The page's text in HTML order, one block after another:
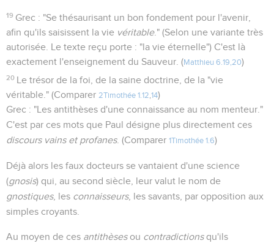
19 Grec : "Se thésaurisant un bon fondement pour l'avenir,
afin qu'ils saisissent la vie véritable." (Selon une variante très
autorisée. Le texte reçu porte : "la vie éternelle") C'est là
exactement l'enseignement du Sauveur. (Matthieu 6.19,20)
20 Le trésor de la foi, de la saine doctrine, de la "vie
véritable." (Comparer 2Timothée 1.12 14)
Grec : "Les antithèses d'une connaissance au nom menteur."
C'est par ces mots que Paul désigne plus directement ces
discours vains et profanes. (Comparer 1Timothée 1.6)
Déjà alors les faux docteurs se vantaient d'une science
(gnosis) qui, au second siècle, leur valut le nom de
gnostiques, les connaisseurs, les savants, par opposition aux
simples croyants.
Au moyen de ces antithèsesou contradictionsqu'ils